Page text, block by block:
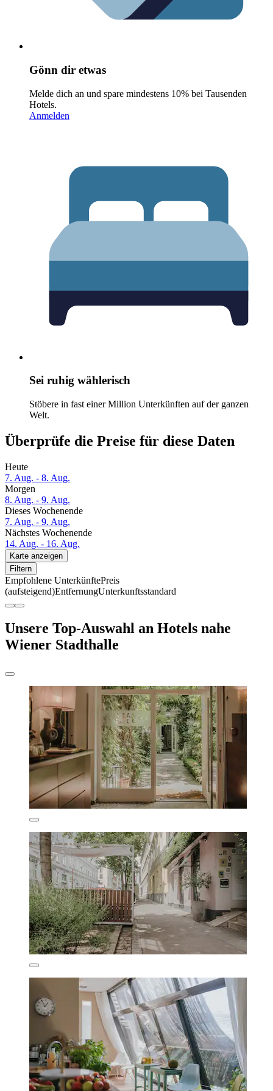
Gönn dir etwas
Melde dich an und spare mindestens 10% bei Tausenden
Hotels.
Anmelden
Sei ruhig wählerisch
Stöbere in fast einer Million Unterkünften auf der ganzen
Welt.
Überprüfe die Preise für diese Daten
Heute
7. Aug. - 8. Aug.
Morgen
8. Aug. - 9. Aug.
Dieses Wochenende
7. Aug. - 9. Aug.
Nächstes Wochenende
14. Aug. - 16. Aug.
Karte anzeigen
Filtern
Empfohlene UnterkünftePreis
(aufsteigend)EntfernungUnterkunftsstandard
Unsere Top-Auswahl an Hotels nahe
Wiener Stadthalle